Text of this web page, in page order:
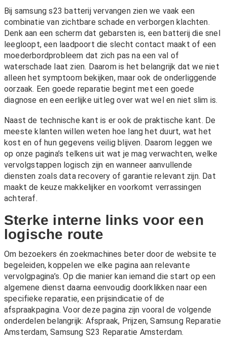
Bij samsung s23 batterij vervangen zien we vaak een
combinatie van zichtbare schade en verborgen klachten.
Denk aan een scherm dat gebarsten is, een batterij die snel
leegloopt, een laadpoort die slecht contact maakt of een
moederbordprobleem dat zich pas na een val of
waterschade laat zien. Daarom is het belangrijk dat we niet
alleen het symptoom bekijken, maar ook de onderliggende
oorzaak. Een goede reparatie begint met een goede
diagnose en een eerlijke uitleg over wat wel en niet slim is.
Naast de technische kant is er ook de praktische kant. De
meeste klanten willen weten hoe lang het duurt, wat het
kost en of hun gegevens veilig blijven. Daarom leggen we
op onze pagina’s telkens uit wat je mag verwachten, welke
vervolgstappen logisch zijn en wanneer aanvullende
diensten zoals data recovery ofgarantie relevant zijn. Dat
maakt de keuze makkelijker en voorkomt verrassingen
achteraf.
Sterke interne links voor een
logische route
Om bezoekers én zoekmachines beter door de website te
begeleiden, koppelen we elke pagina aan relevante
vervolgpagina’s. Op die manier kan iemand die start op een
algemene dienst daarna eenvoudig doorklikken naar een
specifieke reparatie, een prijsindicatie of de
afspraakpagina. Voor deze pagina zijn vooral de volgende
onderdelen belangrijk: Afspraak, Prijzen,Samsung Reparatie
Amsterdam,Samsung S23 Reparatie Amsterdam.